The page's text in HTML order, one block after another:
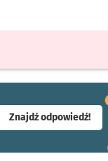
Znajdź odpowiedź!-